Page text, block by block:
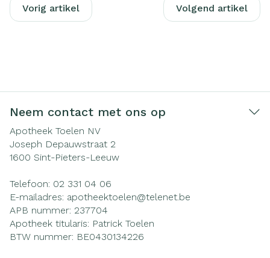
Vorig artikel Volgend artikel
Neem contact met ons op
Apotheek Toelen NV
Joseph Depauwstraat 2
1600 Sint-Pieters-Leeuw
Telefoon: 02 331 04 06
E-mailadres: apotheektoelen@telenet.be
APB nummer: 237704
Apotheek titularis: Patrick Toelen
BTW nummer: BE0430134226